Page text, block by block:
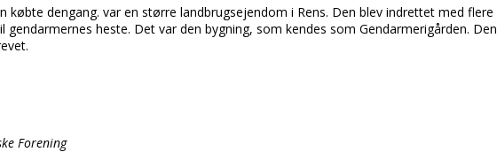
købte dengang. var en større landbrugsejendom i Rens. Den blev indrettet med flere
heste. Det var den bygning, som kendes som Gendarmerigården. Den
Forening